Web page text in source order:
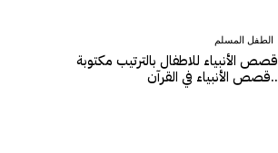
الطفل المسلم
قصص الأنبياء للاطفال بالترتيب مكتوبة
..قصص الأنبياء في القرآن